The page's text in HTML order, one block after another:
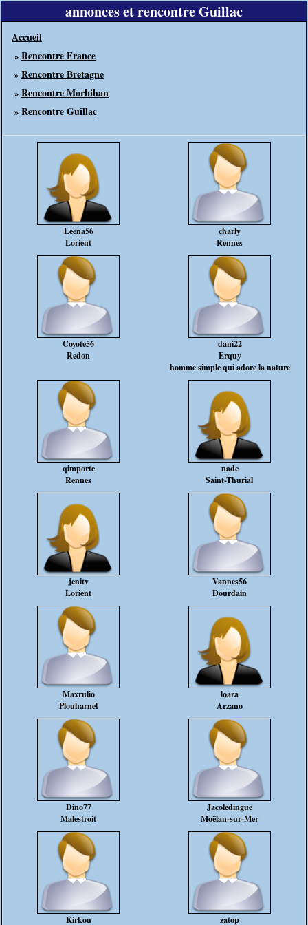
annonces et rencontre Guillac
Accueil
» Rencontre France
» Rencontre Bretagne
» Rencontre Morbihan
» Rencontre Guillac
Leena56
Lorient
charly
Rennes
Coyote56
Redon
dani22
Erquy
homme simple qui adore la nature
qimporte
Rennes
nade
Saint-Thurial
jenitv
Lorient
Vannes56
Dourdain
Maxrulio
Plouharnel
loara
Arzano
Dino77
Malestroit
Jacoledingue
Moëlan-sur-Mer
Kirkou zatop